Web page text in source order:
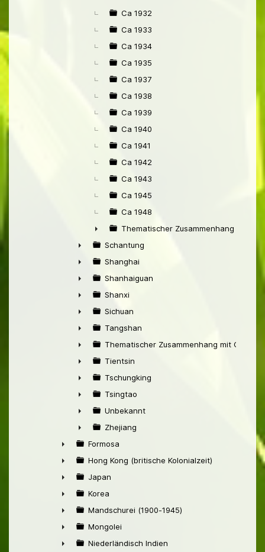
Ca 1932
Ca 1933
Ca 1934
Ca 1935
Ca 1937
Ca 1938
Ca 1939
Ca 1940
Ca 1941
Ca 1942
Ca 1943
Ca 1945
Ca 1948
►
Thematischer Zusammenhang mit
►
Schantung
►
Shanghai
►
Shanhaiguan
►
Shanxi
►
Sichuan
►
Tangshan
►
Thematischer Zusammenhang mit China
►
Tientsin
►
Tschungking
►
Tsingtao
►
Unbekannt
►
Zhejiang
►
Formosa
►
Hong Kong (britische Kolonialzeit)
►
Japan
►
Korea
►
Mandschurei (1900-1945)
►
Mongolei
Niederländisch Indien